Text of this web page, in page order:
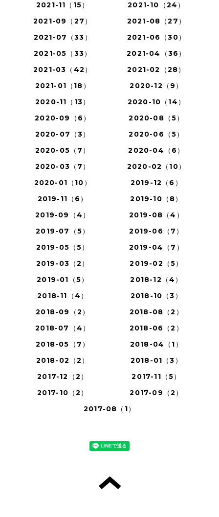
2021-11（15）
2021-10（24）
2021-09（27）
2021-08（27）
2021-07（33）
2021-06（30）
2021-05（33）
2021-04（36）
2021-03（42）
2021-02（28）
2021-01（18）
2020-12（9）
2020-11（13）
2020-10（14）
2020-09（6）
2020-08（5）
2020-07（3）
2020-06（5）
2020-05（7）
2020-04（6）
2020-03（7）
2020-02（10）
2020-01（10）
2019-12（6）
2019-11（6）
2019-10（8）
2019-09（4）
2019-08（4）
2019-07（5）
2019-06（7）
2019-05（5）
2019-04（7）
2019-03（2）
2019-02（5）
2019-01（5）
2018-12（4）
2018-11（4）
2018-10（3）
2018-09（2）
2018-08（2）
2018-07（4）
2018-06（2）
2018-05（7）
2018-04（1）
2018-02（2）
2018-01（3）
2017-12（2）
2017-11（5）
2017-10（2）
2017-09（2）
2017-08（1）